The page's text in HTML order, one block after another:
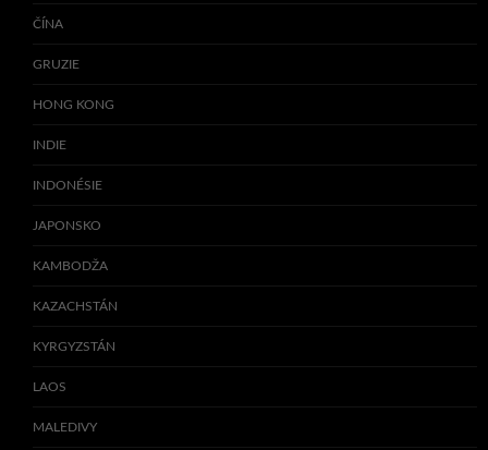
ČÍNA
GRUZIE
HONG KONG
INDIE
INDONÉSIE
JAPONSKO
KAMBODŽA
KAZACHSTÁN
KYRGYZSTÁN
LAOS
MALEDIVY